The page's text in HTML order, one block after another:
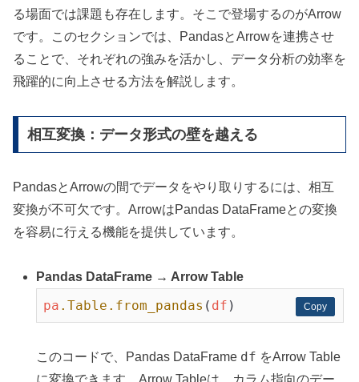
る場面では課題も存在します。そこで登場するのがArrow
です。このセクションでは、PandasとArrowを連携させ
ることで、それぞれの強みを活かし、データ分析の効率を
飛躍的に向上させる方法を解説します。
相互変換：データ形式の壁を越える
PandasとArrowの間でデータをやり取りするには、相互
変換が不可欠です。ArrowはPandas DataFrameとの変換
を容易に行える機能を提供しています。
Pandas DataFrame → Arrow Table
Copy
Copy
pa .Table .from_pandas ( df
このコードで、Pandas DataFrame df をArrow Table